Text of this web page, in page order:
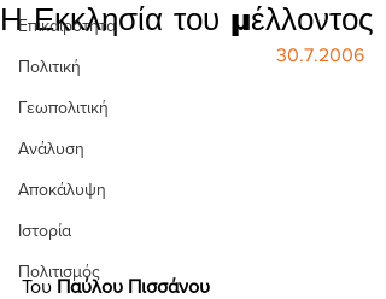
Επικαιρότητα
Πολιτική
Γεωπολιτική
Ανάλυση
Αποκάλυψη
Ιστορία
Πολιτισμός
Η Εκκλησία του μέλλοντος
30.7.2006
Του Παύλου Πισσάνου